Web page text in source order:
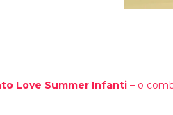
Love Summer Infanti – o